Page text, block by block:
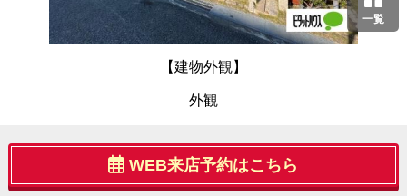
一覧
【建物外観】
外観
WEB来店予約はこちら